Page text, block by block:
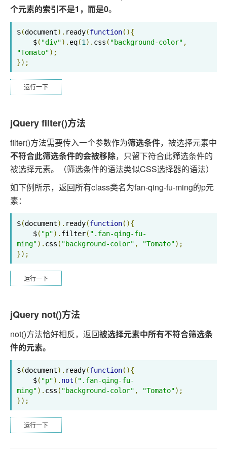
个元素的索引不是1，而是0。
$(document). ready(function(){
    $
( "div"). eq(1 ). css ( "background-color" ,
"Tomato");
});
运行一下
jQuery filter()方法
filter()方法需要传入一个参数作为筛选条件，被选择元素中
不符合此筛选条件的会被移除，只留下符合此筛选条件的
被选择元素。（筛选条件的语法类似CSS选择器的语法）
如下例所示，返回所有class类名为fan-qing-fu-ming的p元
素：
$(document). ready(function(){
    $
( "p"). filter( ".fan-qing-fu-
ming"). css ( "background-color" , "Tomato");
});
运行一下
jQuery not()方法
not()方法恰好相反，返回被选择元素中所有不符合筛选条
件的元素。
$(document). ready(function(){
    $
( "p"). not ( ".fan-qing-fu-
ming"). css ( "background-color" , "Tomato");
});
运行一下